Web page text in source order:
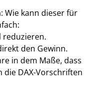
Wie kann dieser für
reduzieren.
den Gewinn.
in dem Maße, dass
die DAX-Vorschriften